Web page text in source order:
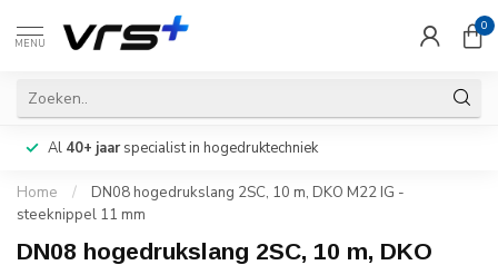
MENU
0
Al 40+ jaarspecialist in hogedruktechniek
Home /
DN08 hogedrukslang 2SC, 10 m, DKO M22 IG -
steeknippel 11 mm
DN08 hogedrukslang 2SC, 10 m, DKO